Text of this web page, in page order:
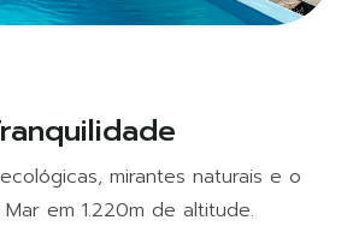
mirantes naturais e o
em 1.220m de altitude.